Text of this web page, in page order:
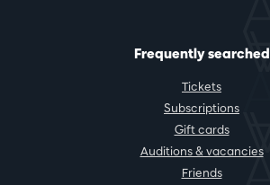
Frequently searched
Tickets
Subscriptions
Gift cards
Auditions & vacancies
Friends